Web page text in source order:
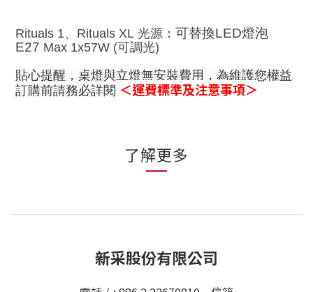
Rituals 1、 Rituals XL 光源： 可替換LED燈泡
E27 Max 1x57W (可調光)
貼心提醒，桌燈與立燈無安裝費用，為維護您權益
訂購前請務必詳閱 ＜運費標準及注意事項＞
了解更多
新采股份有限公司